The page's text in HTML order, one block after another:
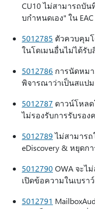
CU10 ไม่สามารถบั
บกําหนดเอง" ใน EAC
5012785 ตัวควบคุมโ
ในโดเมนอื่นไม่ได้รั
5012786 การนัดหม
พิจารณาว่าเป็นสแปม
5012787 ดาวน์โหลด
ไม่รองรับการรับรอง
5012789ไม่สามาร
eDiscovery & หยุดก
5012790 OWA จะไ
เปิดข้อความในเบรา
5012791